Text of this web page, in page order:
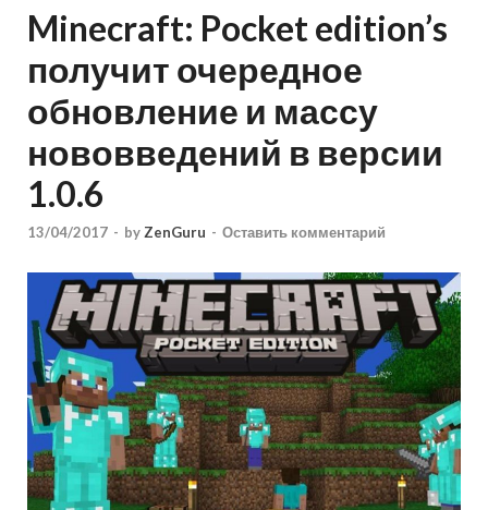
Minecraft: Pocket edition’s
получит очередное
обновление и массу
нововведений в версии
1.0.6
13/04/2017 - byZenGuru - Оставить комментарий